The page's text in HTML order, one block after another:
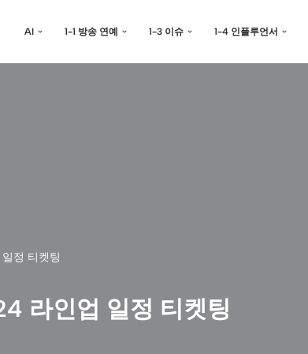
AI 1-1 방송 연예 1-3 이슈 1-4 인플루언서
정 티켓팅
라인업 일정 티켓팅